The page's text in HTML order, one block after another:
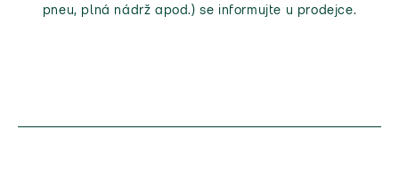
pneu, plná nádrž apod.) se informujte u prodejce.